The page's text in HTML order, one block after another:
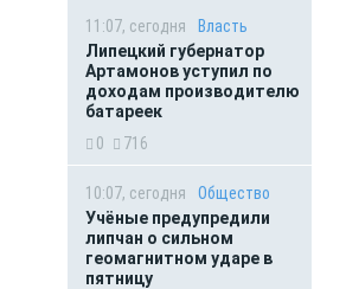
11:07, сегодня
Власть
Липецкий губернатор
Артамонов уступил по
доходам производителю
батареек
0
716
10:07, сегодня
Общество
Учёные предупредили
липчан о сильном
геомагнитном ударе в
пятницу